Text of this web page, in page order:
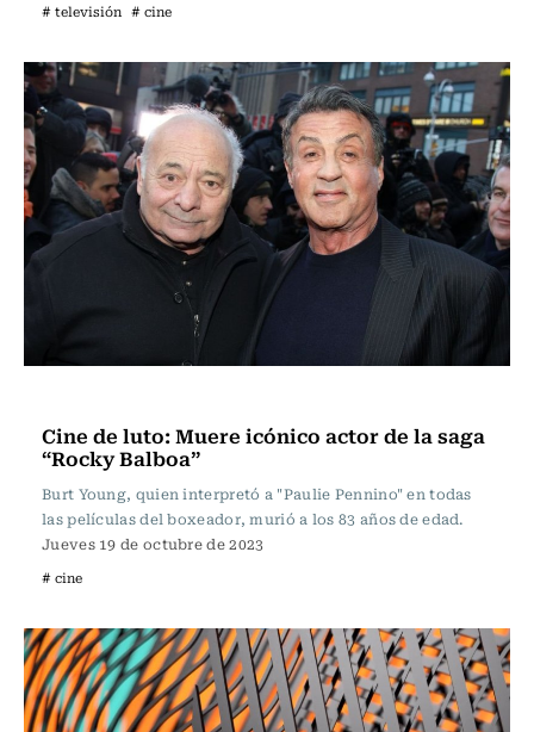
# televisión # cine
Cine de luto: Muere icónico actor de la saga
“Rocky Balboa”
Burt Young, quien interpretó a "Paulie Pennino" en todas
las películas del boxeador, murió a los 83 años de edad.
Jueves 19 de octubre de 2023
# cine